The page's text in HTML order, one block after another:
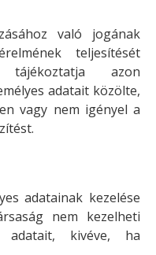
való jogának
teljesítését
tájékoztatja azon
adatait közölte,
vagy nem igényel a
adatainak kezelése
nem kezelheti
kivéve, ha